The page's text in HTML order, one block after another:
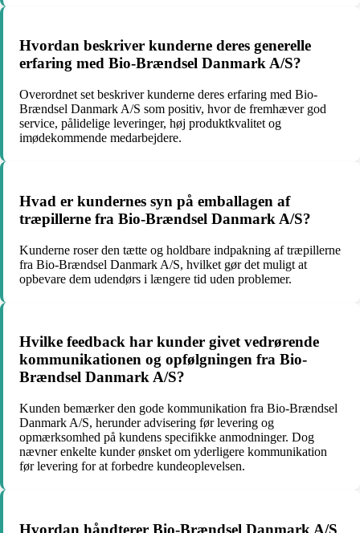
Hvordan beskriver kunderne deres generelle
erfaring med Bio-Brændsel Danmark A/S?
Overordnet set beskriver kunderne deres erfaring med Bio-
Brændsel Danmark A/S som positiv, hvor de fremhæver god
service, pålidelige leveringer, høj produktkvalitet og
imødekommende medarbejdere.
Hvad er kundernes syn på emballagen af
træpillerne fra Bio-Brændsel Danmark A/S?
Kunderne roser den tætte og holdbare indpakning af træpillerne
fra Bio-Brændsel Danmark A/S, hvilket gør det muligt at
opbevare dem udendørs i længere tid uden problemer.
Hvilke feedback har kunder givet vedrørende
kommunikationen og opfølgningen fra Bio-
Brændsel Danmark A/S?
Kunden bemærker den gode kommunikation fra Bio-Brændsel
Danmark A/S, herunder advisering før levering og
opmærksomhed på kundens specifikke anmodninger. Dog
nævner enkelte kunder ønsket om yderligere kommunikation
før levering for at forbedre kundeoplevelsen.
Hvordan håndterer Bio-Brændsel Danmark A/S